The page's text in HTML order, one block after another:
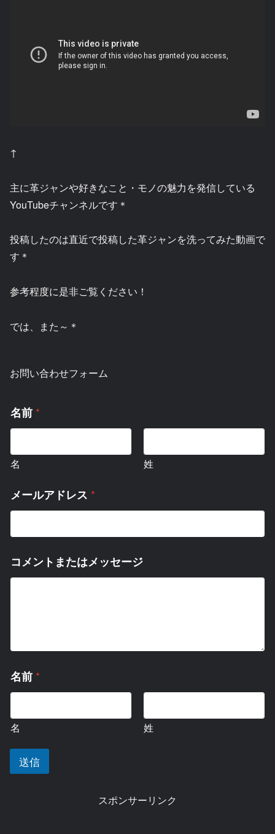
↑
主に革ジャンや好きなこと・モノの魅力を発信している
YouTubeチャンネルです＊
投稿したのは直近で投稿した革ジャンを洗ってみた動画で
す＊
参考程度に是非ご覧ください！
では、また～＊
お問い合わせフォーム
名前 *
名 姓
メールアドレス *
メ
ン
ッ
セ
ー
ジ
前
メ
ー
ル
ア
コメントまたはメッセージ
名前 *
名 姓
送信
スポンサーリンク